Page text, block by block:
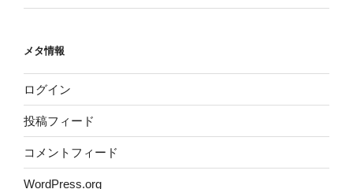
メタ情報
ログイン
投稿フィード
コメントフィード
WordPress.org